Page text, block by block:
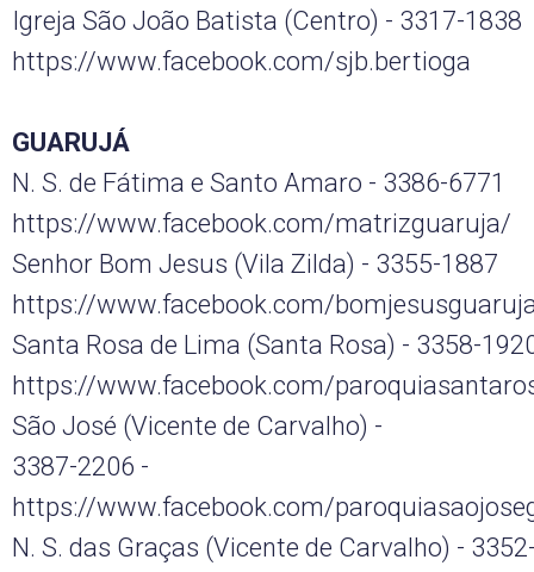
Igreja São João Batista (Centro) - 3317-1838
https://www.facebook.com/sjb.bertioga
GUARUJÁ
N. S. de Fátima e Santo Amaro - 3386-6771
https://www.facebook.com/matrizguaruja/
Senhor Bom Jesus (Vila Zilda) - 3355-1887
https://www.facebook.com/
Santa Rosa de Lima (Santa Rosa) - 3358-
https://www.facebook.com/
São José (Vicente de Carvalho) -
3387-2206 -
https://www.facebook.com/
N. S. das Graças (Vicente de Carvalho) -